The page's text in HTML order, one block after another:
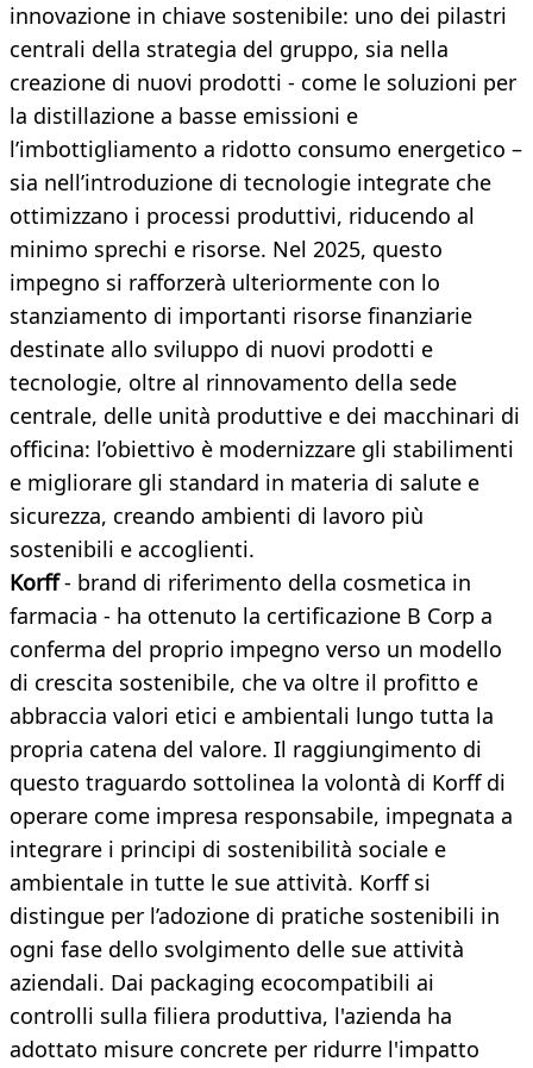
innovazione in chiave sostenibile: uno dei pilastri
centrali della strategia del gruppo, sia nella
creazione di nuovi prodotti - come le soluzioni per
la distillazione a basse emissioni e
l’imbottigliamento a ridotto consumo energetico –
sia nell’introduzione di tecnologie integrate che
ottimizzano i processi produttivi, riducendo al
minimo sprechi e risorse. Nel 2025, questo
impegno si rafforzerà ulteriormente con lo
stanziamento di importanti risorse finanziarie
destinate allo sviluppo di nuovi prodotti e
tecnologie, oltre al rinnovamento della sede
centrale, delle unità produttive e dei macchinari di
officina: l’obiettivo è modernizzare gli stabilimenti
e migliorare gli standard in materia di salute e
sicurezza, creando ambienti di lavoro più
sostenibili e accoglienti.
Korff- brand di riferimento della cosmetica in
farmacia - ha ottenuto la certificazione B Corp a
conferma del proprio impegno verso un modello
di crescita sostenibile, che va oltre il profitto e
abbraccia valori etici e ambientali lungo tutta la
propria catena del valore. Il raggiungimento di
questo traguardo sottolinea la volontà di Korff di
operare come impresa responsabile, impegnata a
integrare i principi di sostenibilità sociale e
ambientale in tutte le sue attività. Korff si
distingue per l’adozione di pratiche sostenibili in
ogni fase dello svolgimento delle sue attività
aziendali. Dai packaging ecocompatibili ai
controlli sulla filiera produttiva, l'azienda ha
adottato misure concrete per ridurre l'impatto